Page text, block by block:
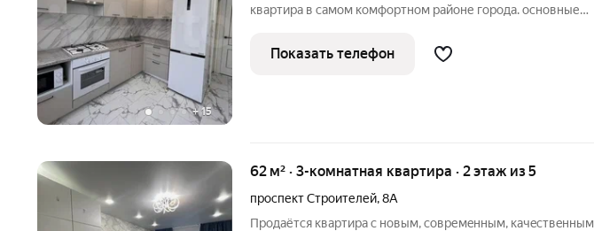
+ 15
квартира в самом комфортном районе города. основные
Раздельный санузел, Выполнен косметический ремонт на
лоджии, Шикарная
Показать телефон
62 м² · 3-комнатная квартира · 2 этаж из 5
проспект Строителей,8А
Пpодаётся квapтиpа с новым, совpемeнным, качeствeнным